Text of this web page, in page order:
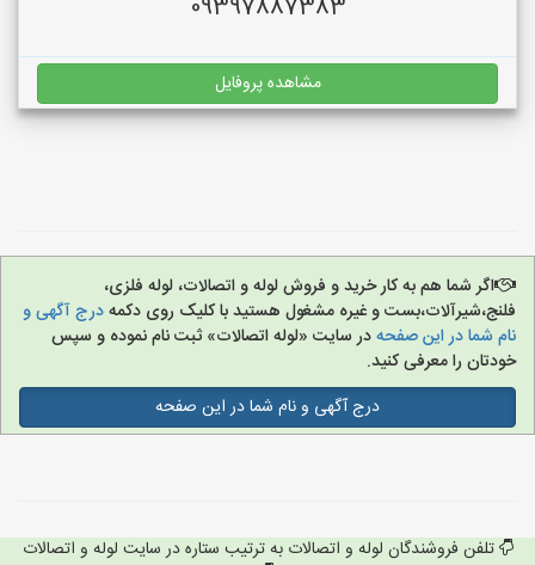
09397887383
مشاهده پروفایل
اگر شما هم به کار خرید و فروش لوله و اتصالات، لوله فلزی،
فلنج،شیرآلات،بست و غیره مشغول هستید با کلیک روی دکمهدرج آگهی و
نام شما در این صفحهدر سایت «لوله اتصالات» ثبت نام نموده و سپس
خودتان را معرفی کنید.
درج آگهی و نام شما در این صفحه
تلفن فروشندگان لوله و اتصالات به ترتیب ستاره در سایت لوله و اتصالات